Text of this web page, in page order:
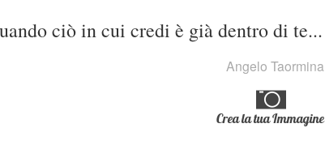
ciò in cui credi è già dentro di te...
Angelo Taormina
Crea la tua Immagine